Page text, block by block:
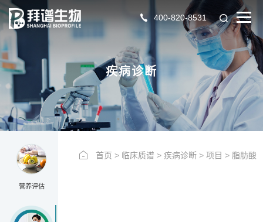
400-820-8531
YYPG
疾病诊断
营养评估
首页 > 临床质谱> 疾病诊断> 项目 > 脂肪酸